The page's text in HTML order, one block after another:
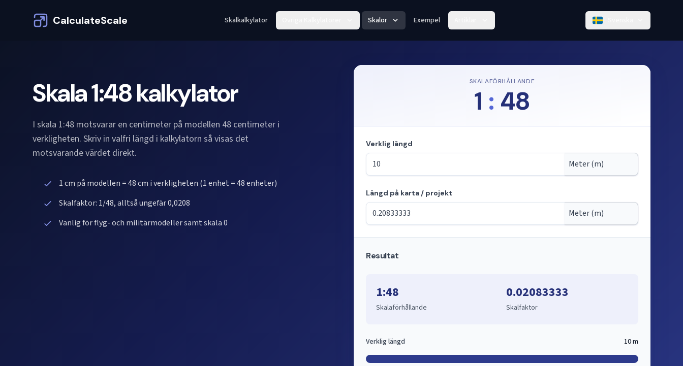
CalculateScale Skalkalkylator Skalor Exempel
Skala 1:48 kalkylator
I skala 1:48 motsvarar en centimeter på modellen 48 centimeter i
verkligheten. Skriv in valfri längd i kalkylatorn så visas det
motsvarande värdet direkt.
1 cm på modellen = 48 cm i verkligheten (1 enhet = 48 enheter)
Skalfaktor: 1/48, alltså ungefär 0,0208
Vanlig för flyg- och militärmodeller samt skala 0
SKALAFÖRHÅLLANDE
1 : 48
Läge: beräknar längder från skala
Verklig längd
Längd på karta / projekt
Resultat
1:48
Skalaförhållande
0.02083333
Skalfaktor
Verklig längd 10 m